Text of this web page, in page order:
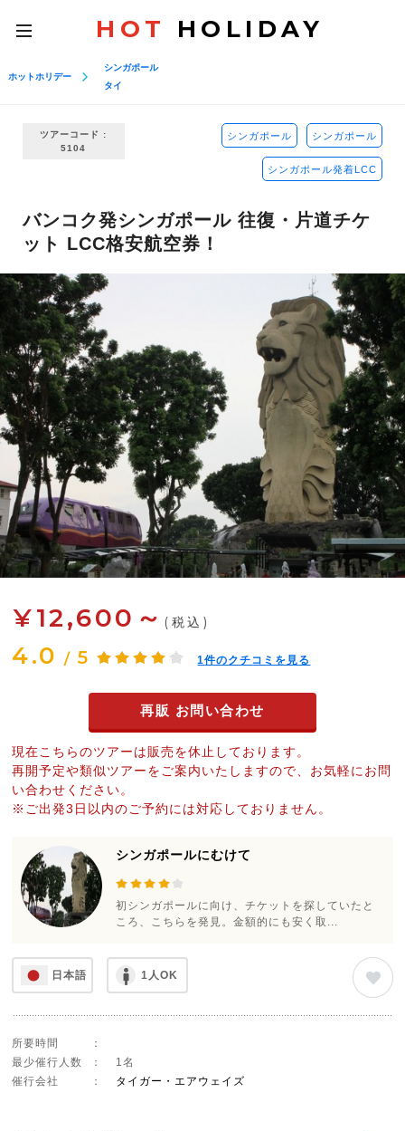
toggle
navigation
HOT HOLIDAY
ホットホリデー
シンガポール
タイ
ツアーコード :
5104
シンガポール シンガポール
シンガポール発着LCC
バンコク発シンガポール 往復・片道チケ
ット LCC格安航空券！
¥12,600～ (税込)
4.0 / 5 1件のクチコミを見る
再販 お問い合わせ
現在こちらのツアーは販売を休止しております。
再開予定や類似ツアーをご案内いたしますので、お気軽にお問
い合わせください。
※ご出発3日以内のご予約には対応しておりません。
シンガポールにむけて
初シンガポールに向け、チケットを探していたと
ころ、こちらを発見。金額的にも安く取...
日本語 1人OK
所要時間
：
最少催行人数
：
1名
催行会社
： タイガー・エアウェイズ